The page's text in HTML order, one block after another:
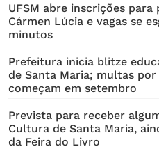
UFSM abre inscrições
Cármen Lúcia e vagas se
minutos
Prefeitura inicia blitze
de Santa Maria; multas
começam em setembro
Prevista para receber
Cultura de Santa Maria,
da Feira do Livro